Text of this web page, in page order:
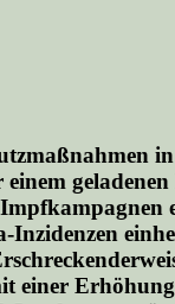
einer